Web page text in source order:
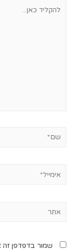
שמור בדפדפן